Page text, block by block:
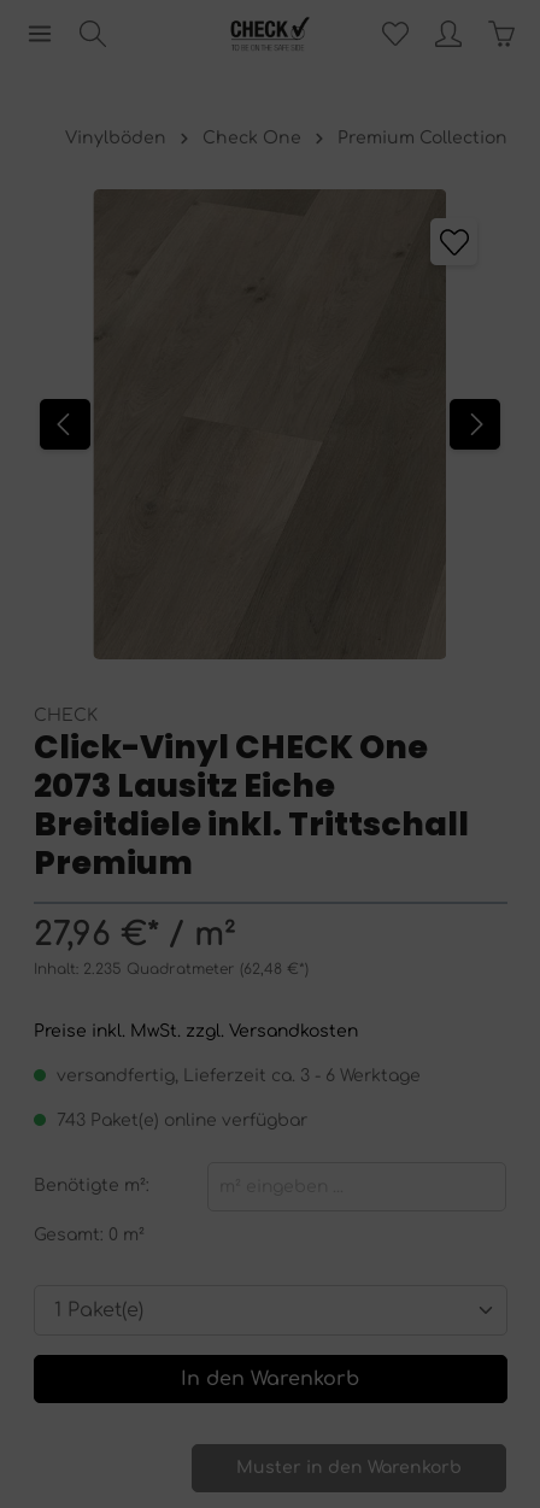
Vinylböden Check One Premium Collection
CHECK
Click-Vinyl CHECK One
2073 Lausitz Eiche
Breitdiele inkl. Trittschall
Premium
27,96 €* / m²
Inhalt: 2.235 Quadratmeter (62,48 €*)
Preise inkl. MwSt. zzgl. Versandkosten
versandfertig, Lieferzeit ca. 3 - 6 Werktage
743 Paket(e) online verfügbar
Benötigte m²:
Gesamt: 0 m²
In den Warenkorb
Muster in den Warenkorb